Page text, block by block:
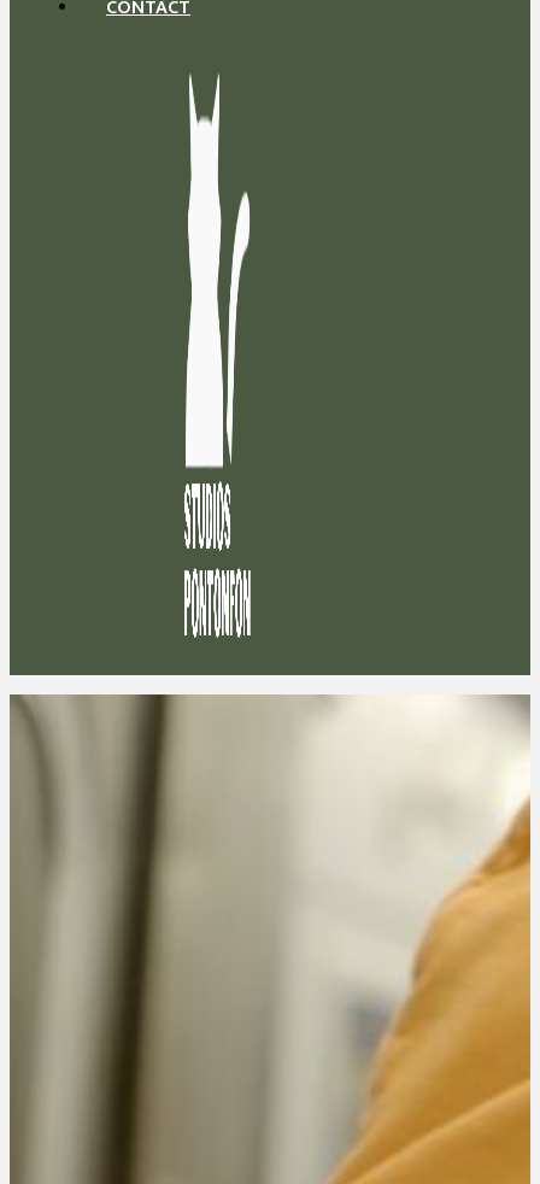
CONTACT